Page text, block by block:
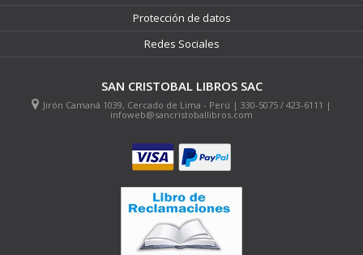
Protección de datos
Redes Sociales
SAN CRISTOBAL LIBROS SAC
Jirón Camaná 1039, Cercado de Lima - Perú | 330-5075 / 423-6111 |
infoweb@sancristoballibros.com